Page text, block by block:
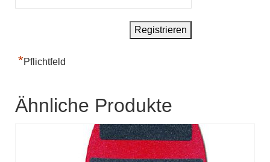
*Pflichtfeld
Ähnliche Produkte